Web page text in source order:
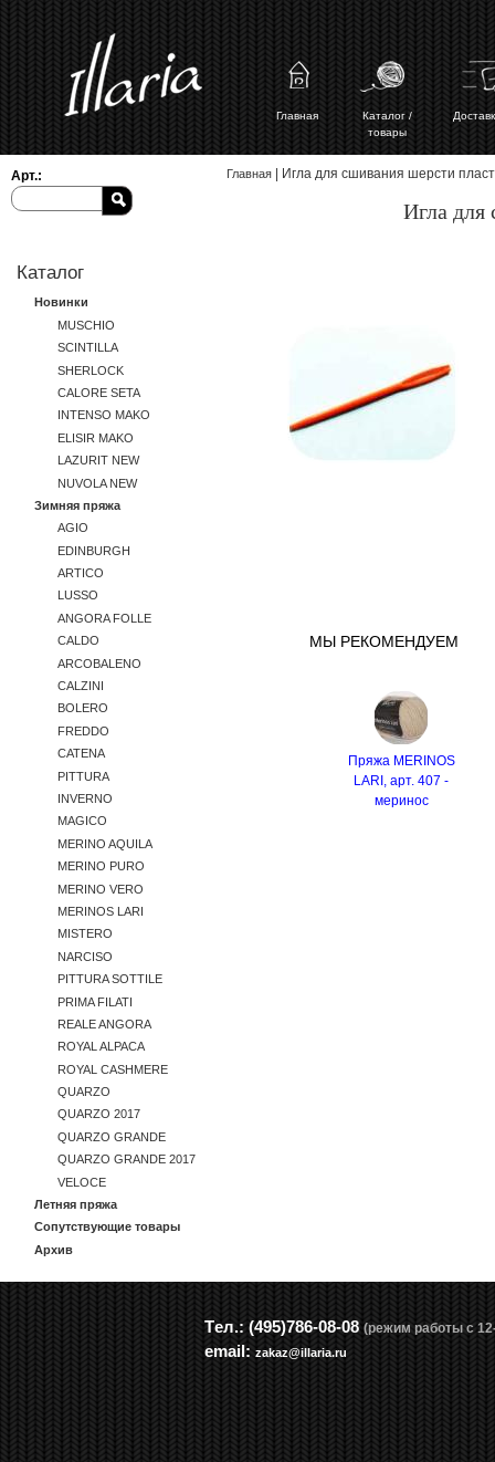
Главная
Каталог /
товары
Арт.:
Каталог
Новинки
MUSCHIO
SCINTILLA
SHERLOCK
CALORE SETA
INTENSO MAKO
ELISIR MAKO
LAZURIT NEW
NUVOLA NEW
Зимняя пряжа
AGIO
EDINBURGH
ARTICO
LUSSO
ANGORA FOLLE
CALDO
ARCOBALENO
CALZINI
BOLERO
FREDDO
CATENA
PITTURA
INVERNO
MAGICO
MERINO AQUILA
MERINO PURO
MERINO VERO
MERINOS LARI
MISTERO
NARCISO
PITTURA SOTTILE
PRIMA FILATI
REALE ANGORA
ROYAL ALPACA
ROYAL CASHMERE
QUARZO
QUARZO 2017
QUARZO GRANDE
QUARZO GRANDE 2017
VELOCE
Летняя пряжа
Сопутствующие товары
Архив
Вы здесь
Главная | Игла для сшивания шерсти
Игла для
МЫ РЕКОМЕНДУЕМ
Пряжа MERINOS
LARI, арт. 407 -
меринос
Tел.: (495)786-08-08 (режим работы с
email: zakaz@illaria.ru